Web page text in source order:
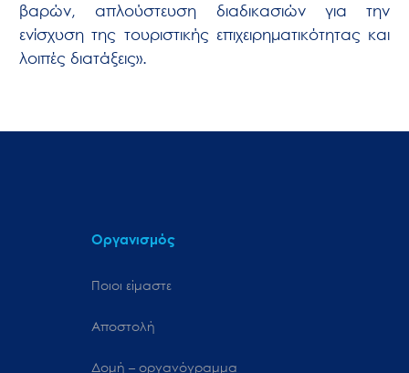
βαρών, απλούστευση διαδικασιών για την
ενίσχυση της τουριστικής επιχειρηματικότητας και
λοιπές διατάξεις».
Οργανισμός
Ποιοι είμαστε
Αποστολή
Δομή – οργανόγραμμα